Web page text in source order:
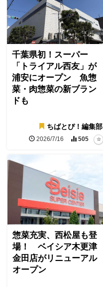
千葉県初！スーパー
「トライアル西友」が
浦安にオープン 魚惣
菜・肉惣菜の新ブラン
ドも
ちばとぴ！編集部
2026/7/16 505
惣菜充実、西松屋も登
場！ ベイシア木更津
金田店がリニューアル
オープン